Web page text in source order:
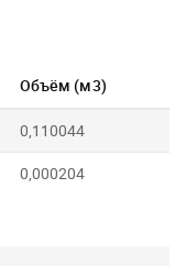
Объём (м3)
0,110044
0,000204